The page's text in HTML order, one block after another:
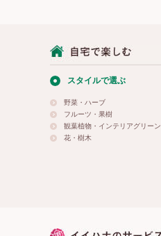
スタイルで選ぶ
野菜・ハーブ
フルーツ・果樹
観葉植物・インテリアグリーン
花・樹木